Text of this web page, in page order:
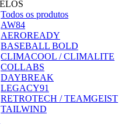
Todos os produtos
AW84
AEROREADY
BASEBALL BOLD
CLIMACOOL / CLIMALITE
COLLABS
DAYBREAK
LEGACY91
RETROTECH / TEAMGEIST
TAILWIND